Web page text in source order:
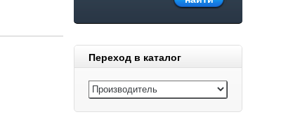
Переход в каталог